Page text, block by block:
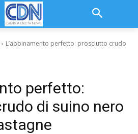
L’abbinamento perfetto: prosciutto crudo
perfetto:
di suino nero